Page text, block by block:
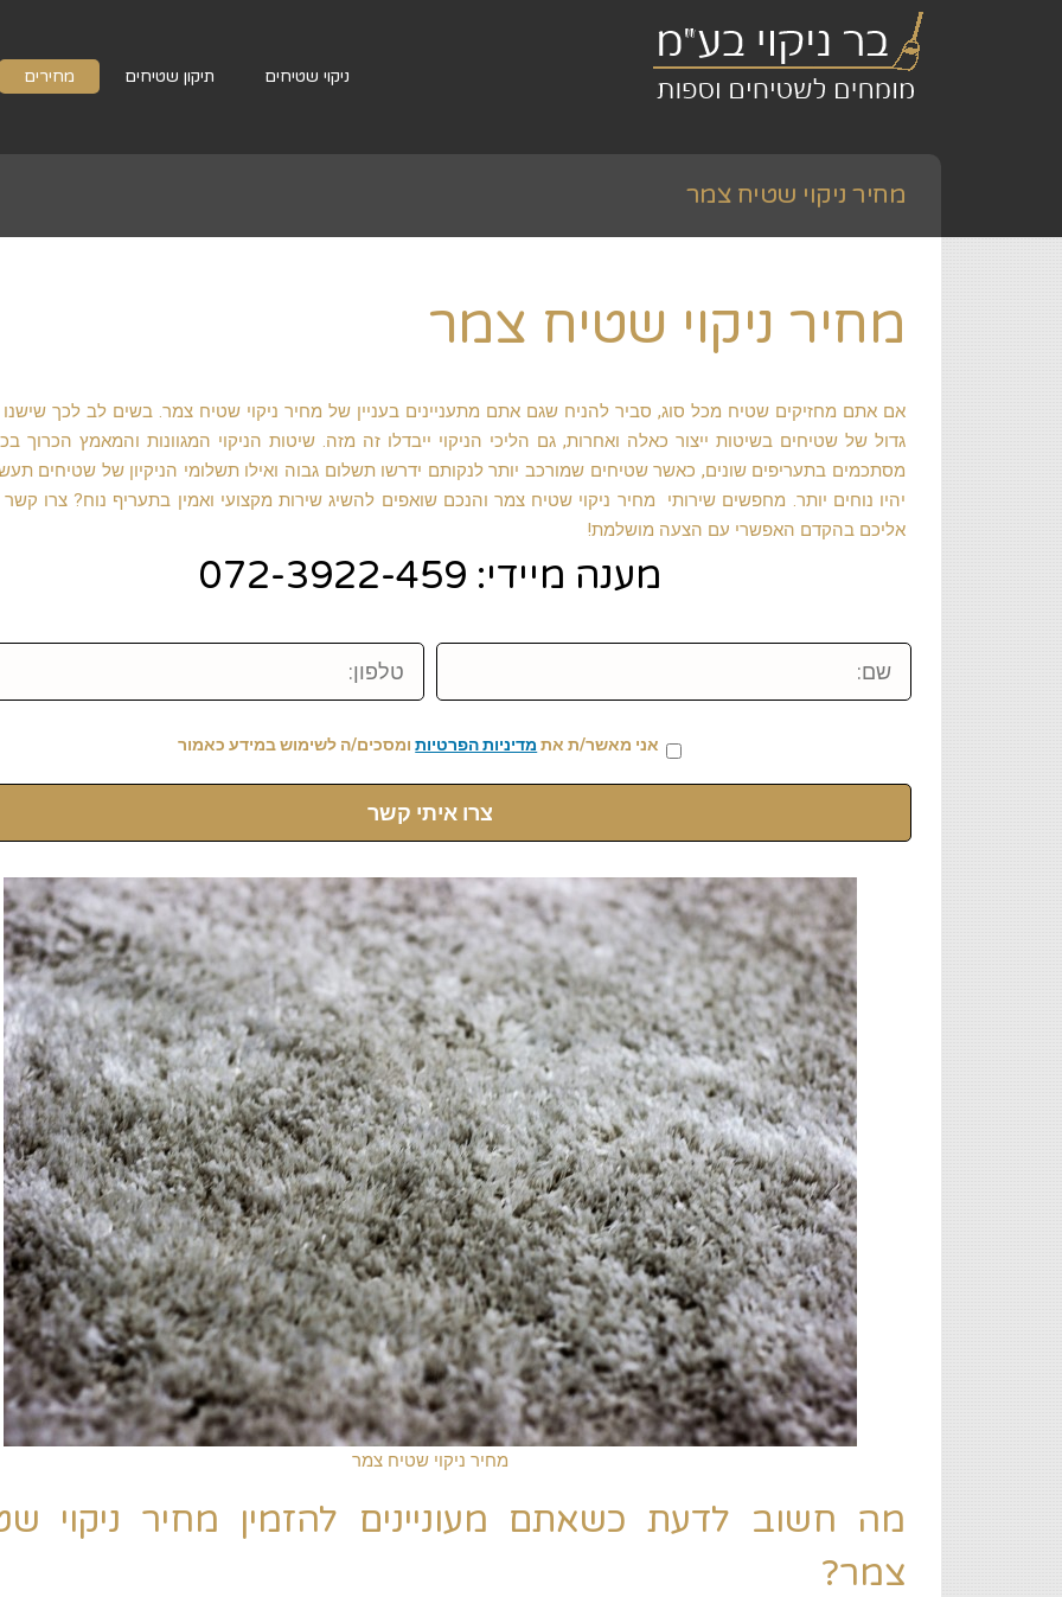
ניקוי שטיחים תיקון שטיחים מחירים
מחיר ניקוי שטיח צמר
מחיר ניקוי שטיח צמר
אם אתם מחזיקים שטיח מכל סוג, סביר להניח שגם אתם מתעניינים בעניין של מחיר ניקוי שטיח צמר. בשים לב לכך
גדול של שטיחים בשיטות ייצור כאלה ואחרות, גם הליכי הניקוי ייבדלו זה מזה. שיטות הניקוי המגוונות והמאמץ הכרוך
מסתכמים בתעריפים שונים, כאשר שטיחים שמורכב יותר לנקותם ידרשו תשלום גבוה ואילו תשלומי הניקיון של שטיחים
יהיו נוחים יותר. מחפשים שירותי מחיר ניקוי שטיח צמר והנכם שואפים להשיג שירות מקצועי ואמין בתעריף נוח? צרו קשר
אליכם בהקדם האפשרי עם הצעה מושלמת!
מענה מיידי: 072-3922-459
שם: טלפון:
אני מאשר/ת את מדיניות הפרטיותומסכים/ה לשימוש במידע כאמור
צרו איתי קשר
מחיר ניקוי שטיח צמר
מה חשוב לדעת כשאתם מעוניינים להזמין מחיר ניקוי
צמר?